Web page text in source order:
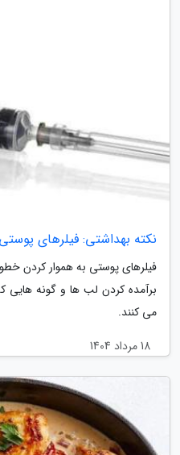
نکته بهداشتی: فیلرهای پوستی
فیلرهای پوستی به هموار کردن
برآمده کردن لب ها و گونه
می کنند.
18 مرداد 1404